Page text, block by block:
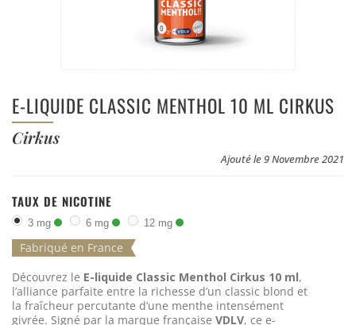
E-LIQUIDE CLASSIC MENTHOL 10 ML CIRKUS
Cirkus
Ajouté le 9 Novembre 2021
TAUX DE NICOTINE
3 mg 6 mg 12 mg
Fabriqué en France
Découvrez le E-liquide Classic Menthol Cirkus 10 ml,
l’alliance parfaite entre la richesse d’un classic blond et
la fraîcheur percutante d’une menthe intensément
givrée. Signé par la marque française VDLV, ce e-